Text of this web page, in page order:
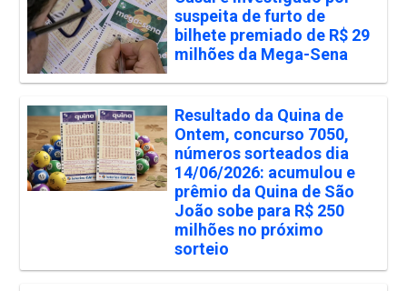
suspeita de furto de
bilhete premiado de R$ 29
milhões da Mega-Sena
Resultado da Quina de
Ontem, concurso 7050,
números sorteados dia
14/06/2026: acumulou e
prêmio da Quina de São
João sobe para R$ 250
milhões no próximo
sorteio